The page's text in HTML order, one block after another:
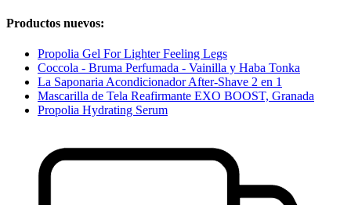
Productos nuevos:
Propolia Gel For Lighter Feeling Legs
Coccola - Bruma Perfumada - Vainilla y Haba Tonka
La Saponaria Acondicionador After-Shave 2 en 1
Mascarilla de Tela Reafirmante EXO BOOST, Granada
Propolia Hydrating Serum